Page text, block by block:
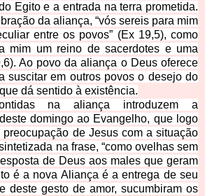
Egito e a entrada na terra prometida.
da aliança, “vós sereis para mim
entre os povos” (Ex 19,5), como
mim um reino de sacerdotes e uma
Ao povo da aliança o Deus oferece
suscitar em outros povos o desejo do
dá sentido à existência.
na aliança introduzem a
domingo ao Evangelho, que logo
de Jesus com a situação
na frase, “como ovelhas sem
de Deus aos males que geram
é a nova Aliança é a entrega de seu
deste gesto de amor, sucumbiram os